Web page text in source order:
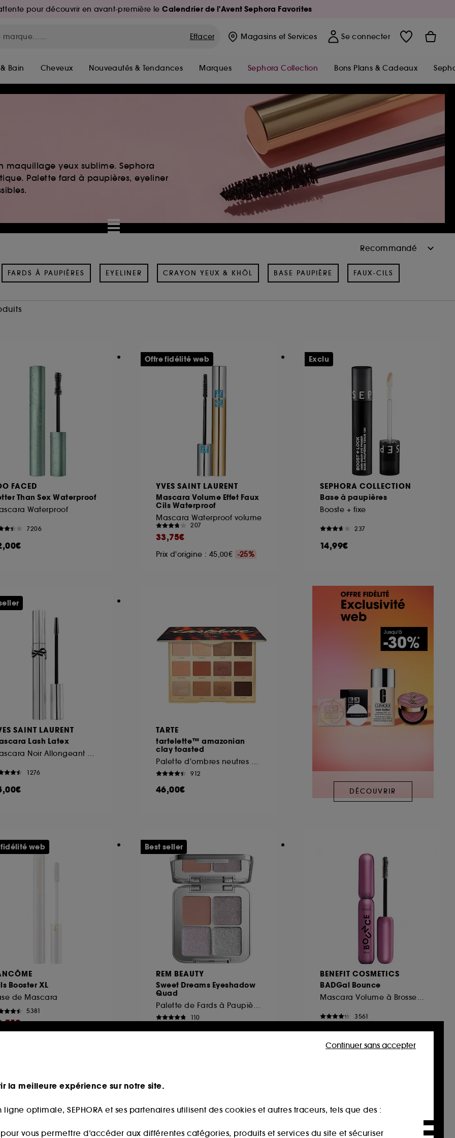
pour découvrir en avant-première leCalendrier de l'Avent Sephora Favorites
Effacer Magasins et Services Se connecter
Bain Cheveux Nouveautés & Tendances Marques Sephora Collection Bons Plans & Cadeaux
maquillage yeux sublime. Sephora
Palette fard à paupières, eyeliner
FARDS À PAUPIÈRES EYELINER CRAYON YEUX & KHÔL BASE PAUPIÈRE FAUX-CILS
FACED
Than Sex Waterproof
Waterproof
7206
YVES SAINT LAURENT
Mascara Volume Effet Faux
Cils Waterproof
Mascara Waterproof volume
207
33,75€
Prix d'origine : 45,00€ -25%
Offre fidélité web
SEPHORA COLLECTION
Base à paupières
Booste + fixe
237
14,99€
Exclu
SAINT LAURENT
Lash Latex
1276
TARTE
tartelette™ amazonian
clay toasted
912
46,00€ DÉCOUVRIR
Booster XL
de Mascara
5381
fidélité web
REM BEAUTY
Sweet Dreams Eyeshadow
Quad
110
35,00€
Best seller
BENEFIT COSMETICS
BADGal Bounce
3561
32,00€
Exclu
la meilleure expérience sur notre site.
optimale, SEPHORA et ses partenaires utilisent des cookies et autres traceurs, tels que des :
pour vous permettre d’accéder aux différentes catégories, produits et services du site et sécuriser
Continuer sans accepter